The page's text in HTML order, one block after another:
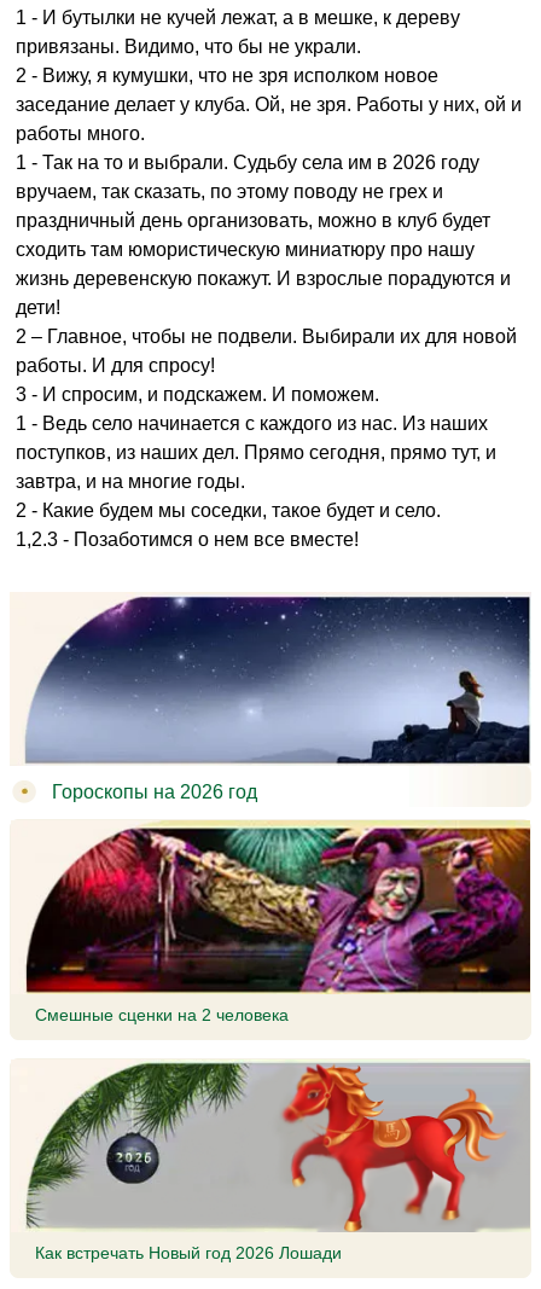
1 - И бутылки не кучей лежат, а в мешке, к дереву
привязаны. Видимо, что бы не украли.
2 - Вижу, я кумушки, что не зря исполком новое
заседание делает у клуба. Ой, не зря. Работы у них, ой и
работы много.
1 - Так на то и выбрали. Судьбу села им в 2026 году
вручаем, так сказать, по этому поводу не грех и
праздничный день организовать, можно в клуб будет
сходить там юмористическую миниатюру про нашу
жизнь деревенскую покажут. И взрослые порадуются и
дети!
2 – Главное, чтобы не подвели. Выбирали их для новой
работы. И для спросу!
3 - И спросим, и подскажем. И поможем.
1 - Ведь село начинается с каждого из нас. Из наших
поступков, из наших дел. Прямо сегодня, прямо тут, и
завтра, и на многие годы.
2 - Какие будем мы соседки, такое будет и село.
1,2.3 - Позаботимся о нем все вместе!
Гороскопы на 2026 год
Смешные сценки на 2 человека
Как встречать Новый год 2026 Лошади